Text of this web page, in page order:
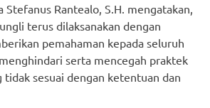
Stefanus Rantealo, S.H. mengatakan,
terus dilaksanakan dengan
pemahaman kepada seluruh
serta mencegah praktek
tidak sesuai dengan ketentuan dan